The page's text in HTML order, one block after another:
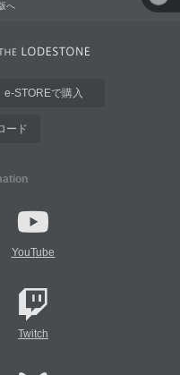
へ
e-STOREで購入
ード
YouTube
Twitch